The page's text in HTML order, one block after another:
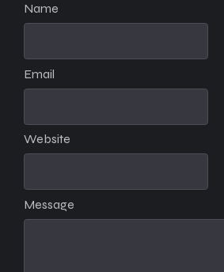
Message
Name
Email
Website